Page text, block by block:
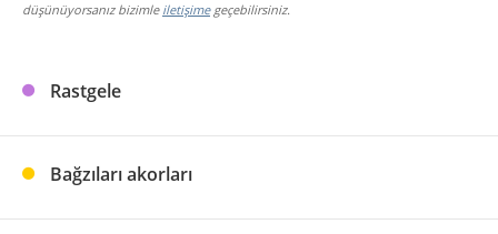
düşünüyorsanız bizimle iletişimegeçebilirsiniz.
Rastgele
Bağzıları akorları